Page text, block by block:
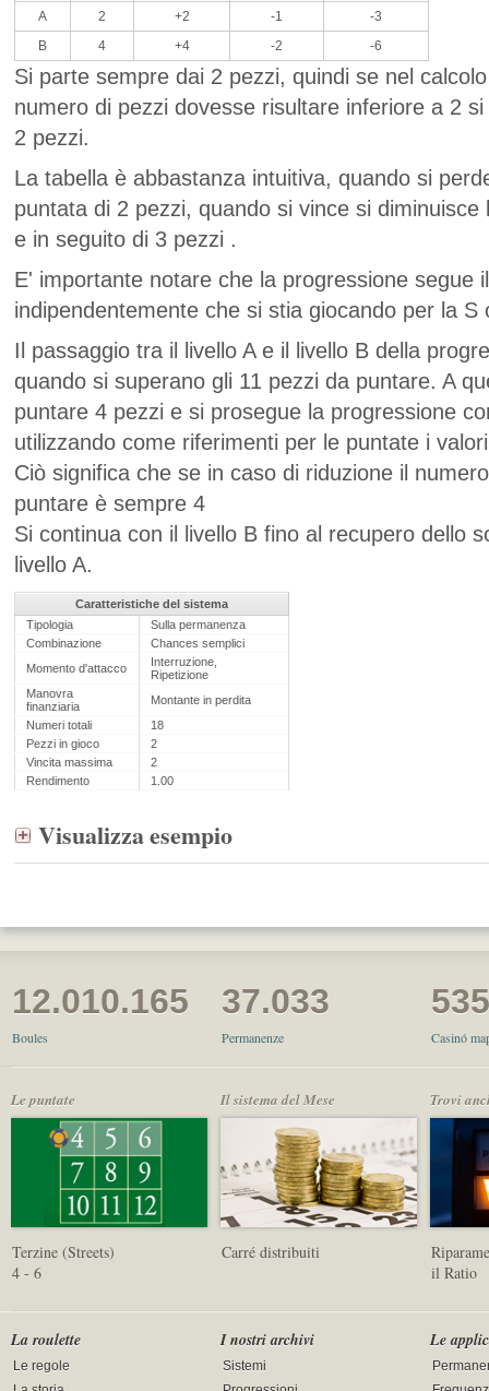
A
2 +2 -1
-3
B
4 +4 -2 -6
Si parte sempre dai 2 pezzi, quindi se nel
numero di pezzi dovesse risultare inferiore a 2
2 pezzi.
La tabella è abbastanza intuitiva, quando si
puntata di 2 pezzi, quando si vince si
e in seguito di 3 pezzi .
E' importante notare che la progressione segue
indipendentemente che si stia giocando per la S
Il passaggio tra il livello A e il livello B della
quando si superano gli 11 pezzi da puntare. A
puntare 4 pezzi e si prosegue la progressione
utilizzando come riferimenti per le puntate i
Ciò significa che se in caso di riduzione il
puntare è sempre 4
Si continua con il livello B fino al recupero dello
livello A.
Caratteristiche del sistema
Tipologia
Sulla permanenza
Combinazione
Chances semplici
Momento d'attacco
Interruzione,
Ripetizione
Manovra
finanziaria
Montante in perdita
Numeri totali
18
Pezzi in gioco
2
Vincita massima
2
Rendimento
1.00
Visualizza esempio
12.010.165
Boules
37.033
Permanenze Casinó
Le puntate
Terzine (Streets)
4 - 6
Il sistema del Mese
Carré distribuiti
Trovi
il Ratio
La roulette
Le regole
I nostri archivi
Sistemi
Le